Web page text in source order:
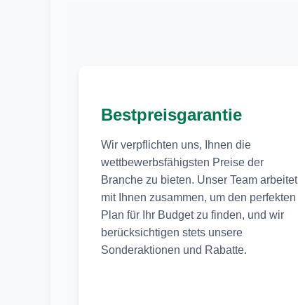
Bestpreisgarantie
Wir verpflichten uns, Ihnen die
wettbewerbsfähigsten Preise der
Branche zu bieten. Unser Team arbeitet
mit Ihnen zusammen, um den perfekten
Plan für Ihr Budget zu finden, und wir
berücksichtigen stets unsere
Sonderaktionen und Rabatte.